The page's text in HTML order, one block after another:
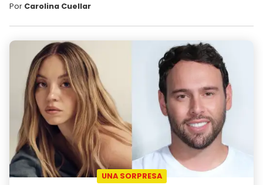
Por Carolina Cuellar
UNA SORPRESA